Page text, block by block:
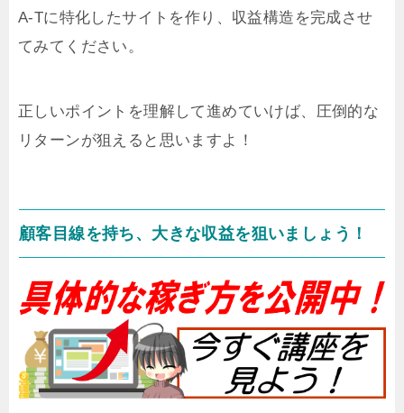
A-Tに特化したサイトを作り、収益構造を完成させ
てみてください。
正しいポイントを理解して進めていけば、圧倒的な
リターンが狙えると思いますよ！
顧客目線を持ち、大きな収益を狙いましょう！